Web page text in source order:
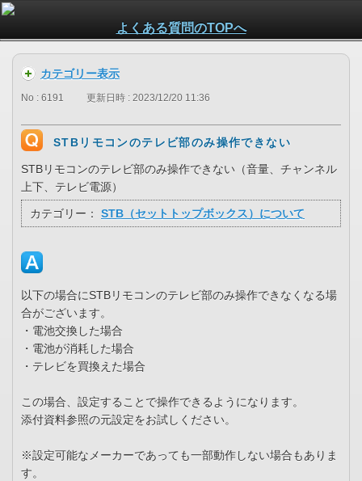
よくある質問のTOPへ
カテゴリー表示
No : 6191 更新日時 : 2023/12/20 11:36
STBリモコンのテレビ部のみ操作できない
STBリモコンのテレビ部のみ操作できない（音量、チャンネル
上下、テレビ電源）
カテゴリー： STB（セットトップボックス）について
以下の場合にSTBリモコンのテレビ部のみ操作できなくなる場
合がございます。
・電池交換した場合
・電池が消耗した場合
・テレビを買換えた場合
この場合、設定することで操作できるようになります。
添付資料参照の元設定をお試しください。
※設定可能なメーカーであっても一部動作しない場合もありま
す。